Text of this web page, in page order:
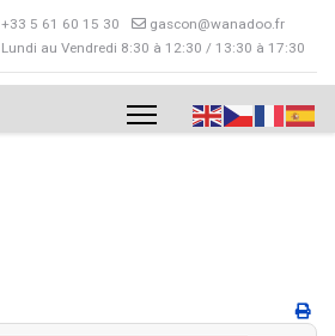
+33 5 61 60 15 30
gascon@wanadoo.fr
Lundi au Vendredi 8:30 à 12:30 / 13:30 à 17:30